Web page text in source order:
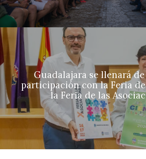
Guadalajara se llenará
participación con la Feria
la Feria de las